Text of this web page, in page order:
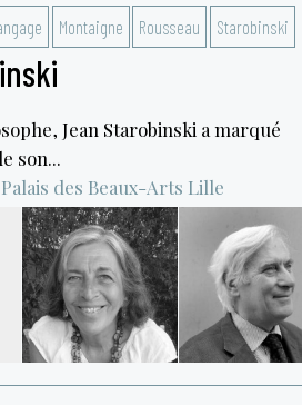
Montaigne Rousseau Starobinski
Jean Starobinski a marqué
son...
des Beaux-Arts Lille